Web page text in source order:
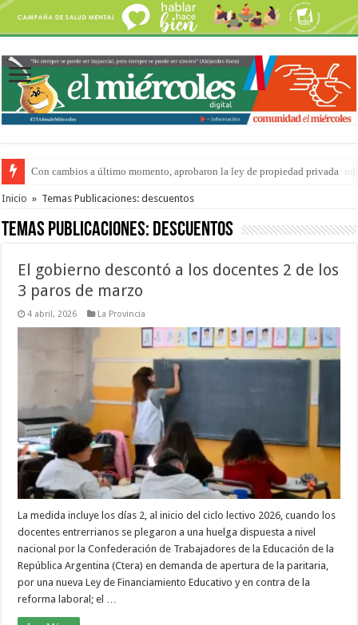
Del viernes 7 al domingo 9 de agosto: la agenda ¿A dónde ir? para este
Inicio » Temas Publicaciones: descuentos
Temas Publicaciones: descuentos
El gobierno descontó a los docentes 2 de los
3 paros de marzo
4 abril, 2026 La Provincia
La medida incluye los días 2, al inicio del ciclo lectivo 2026, cuando los
docentes entrerrianos se plegaron a una huelga dispuesta a nivel
nacional por la Confederación de Trabajadores de la Educación de la
República Argentina (Ctera) en demanda de apertura de la paritaria,
por una nueva Ley de Financiamiento Educativo y en contra de la
reforma laboral; el …